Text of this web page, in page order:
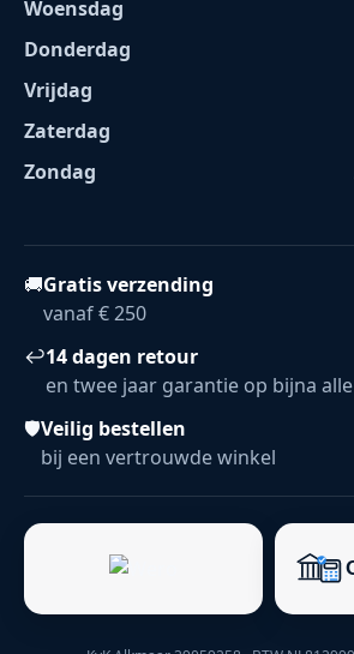
Woensdag
Donderdag
Vrijdag
Zaterdag
Zondag
🚚Gratis verzending
vanaf € 250
↩14 dagen retour
en twee jaar garantie op bijna
🛡Veilig bestellen
bij een vertrouwde winkel